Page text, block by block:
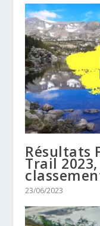
Résultats
Trail
23/06/2023